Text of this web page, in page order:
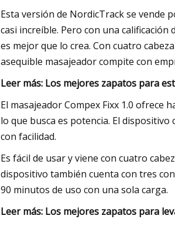
Esta versión de NordicTrack se vende
casi increíble. Pero con una
es mejor que lo crea. Con cuatro
asequible masajeador compite con
Leer más: Los mejores zapatos para
El masajeador Compex Fixx 1.0 ofrece
lo que busca es potencia. El
con facilidad.
Es fácil de usar y viene con cuatro
dispositivo también cuenta con tres
90 minutos de uso con una sola carga.
Leer más: Los mejores zapatos para